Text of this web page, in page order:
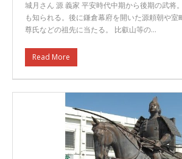
城月さん 源 義家 平安時代中期から後期の武将
も知られる。後に鎌倉幕府を開いた源頼朝や室
尊氏などの祖先に当たる。 比叡山等の…
Read More